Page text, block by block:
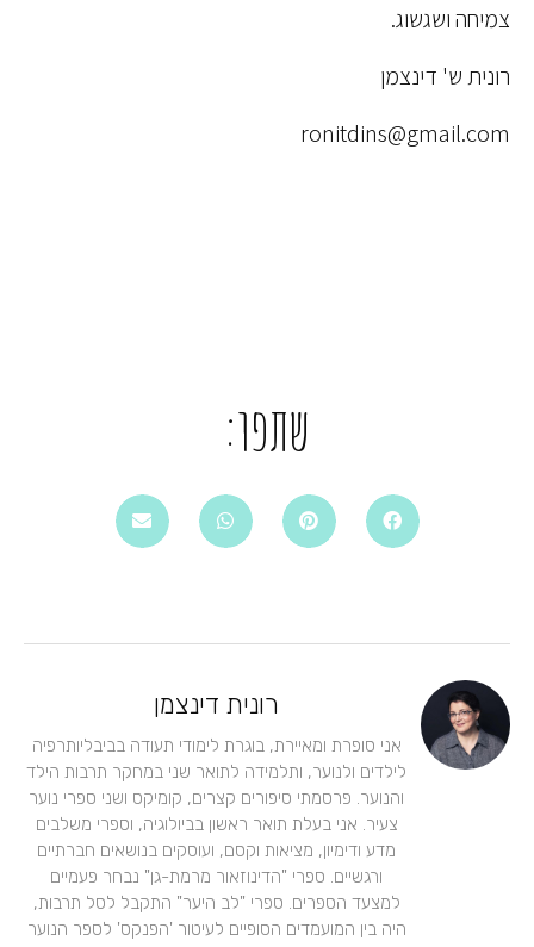
צמיחה ושגשוג.
רונית ש' דינצמן
ronitdins@gmail.com
שתפו:
רונית דינצמן
אני סופרת ומאיירת, בוגרת לימודי תעודה בביבליותרפיה
לילדים ולנוער, ותלמידה לתואר שני במחקר תרבות הילד
והנוער. פרסמתי סיפורים קצרים, קומיקס ושני ספרי נוער
צעיר. אני בעלת תואר ראשון בביולוגיה, וספרי משלבים
מדע ודימיון, מציאות וקסם, ועוסקים בנושאים חברתיים
ורגשיים. ספרי "הדינוזאור מרמת-גן" נבחר פעמיים
למצעד הספרים. ספרי "לב היער" התקבל לסל תרבות,
היה בין המועמדים הסופיים לעיטור 'הפנקס' לספר הנוער